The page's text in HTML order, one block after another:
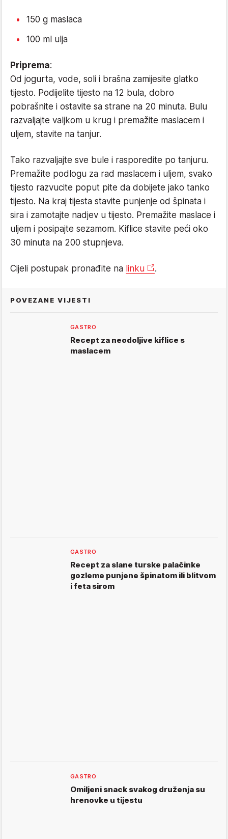
150 g maslaca
100 ml ulja
Priprema:
Od jogurta, vode, soli i brašna zamijesite glatko
tijesto. Podijelite tijesto na 12 bula, dobro
pobrašnite i ostavite sa strane na 20 minuta. Bulu
razvaljajte valjkom u krug i premažite maslacem i
uljem, stavite na tanjur.
Tako razvaljajte sve bule i rasporedite po tanjuru.
Premažite podlogu za rad maslacem i uljem, svako
tijesto razvucite poput pite da dobijete jako tanko
tijesto. Na kraj tijesta stavite punjenje od špinata i
sira i zamotajte nadjev u tijesto. Premažite maslace i
uljem i posipajte sezamom. Kiflice stavite peći oko
30 minuta na 200 stupnjeva.
Cijeli postupak pronađite na linku .
POVEZANE VIJESTI
GASTRO
Recept za neodoljive kiflice s
maslacem
GASTRO
Recept za slane turske palačinke
gozleme punjene špinatom ili blitvom
i feta sirom
GASTRO
Omiljeni snack svakog druženja su
hrenovke u tijestu